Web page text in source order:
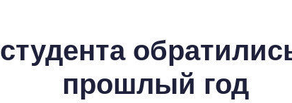
студента
прошлый год